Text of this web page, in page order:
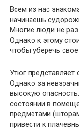
Всем из нас
начинаешь
Многие люди не
Однако к этому
чтобы уберечь
Утюг представляет
Однако за
высокую
состоянии в
предметами
привести к